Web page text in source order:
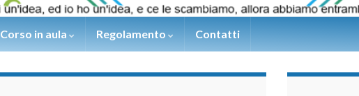
Corso in aula Regolamento Contatti